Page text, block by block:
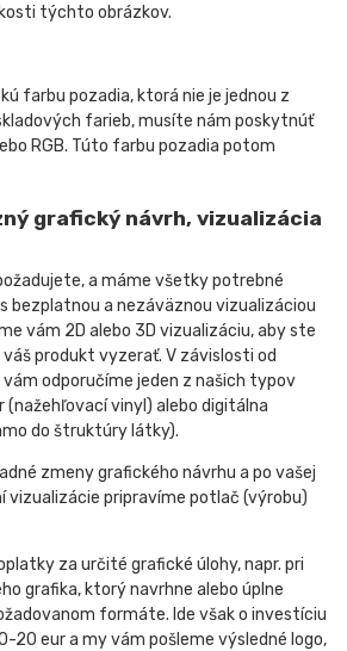
týchto obrázkov.
farbu pozadia, ktorá nie je jednou z
farieb, musíte nám poskytnúť
RGB. Túto farbu pozadia potom
grafický návrh, vizualizácia
a máme všetky potrebné
bezplatnou a nezáväznou vizualizáciou
vám 2D alebo 3D vizualizáciu, aby ste
váš produkt vyzerať. V závislosti od
odporučíme jeden z našich typov
vinyl) alebo digitálna
do štruktúry látky).
zmeny grafického návrhu a po vašej
vizualizácie pripravíme potlač (výrobu)
za určité grafické úlohy, napr. pri
grafika, ktorý navrhne alebo úplne
formáte. Ide však o investíciu
20 eur a my vám pošleme výsledné logo,